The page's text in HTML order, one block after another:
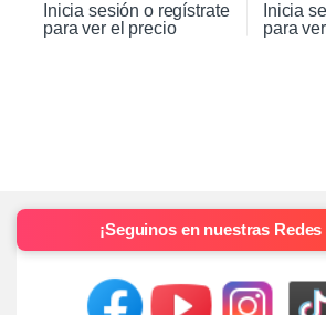
Inicia sesión o regístrate
para ver el precio
Inicia
para
¡Seguinos en nuestras